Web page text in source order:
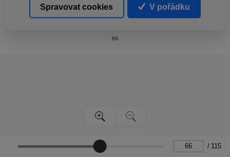
/ 115
Spravovat cookies V pořádku